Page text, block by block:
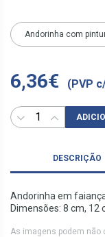
Andorinha com
6,36€ (PVP
DESCRIÇÃO
Andorinha em
Dimensões: 8 cm, 12
As imagens podem não